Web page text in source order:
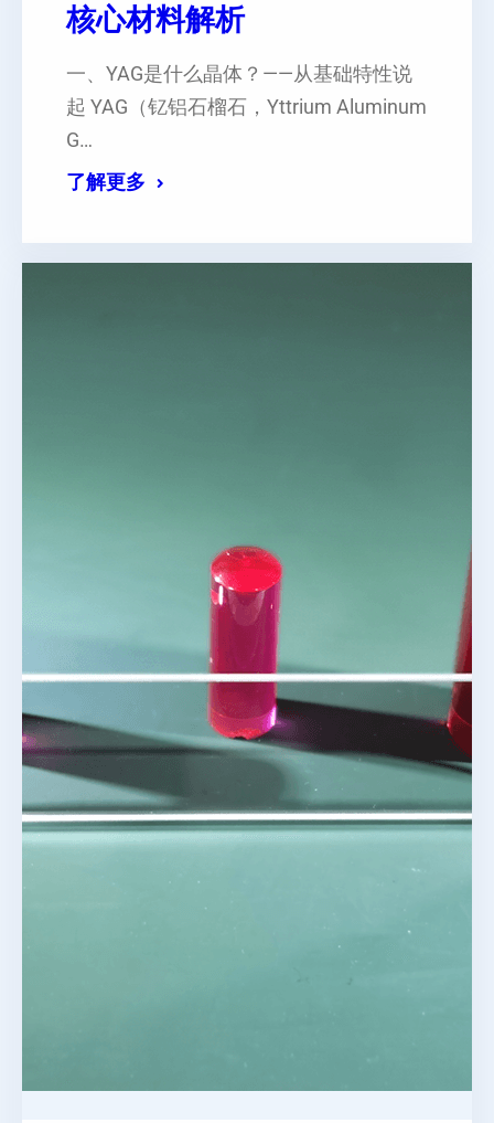
核心材料解析
一、YAG是什么晶体？——从基础特性说
起 YAG（钇铝石榴石，Yttrium Aluminum
G…
了解更多